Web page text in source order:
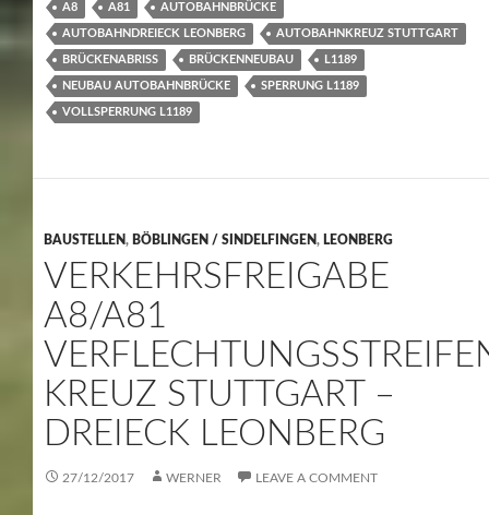
A8 A81 AUTOBAHNBRÜCKE
AUTOBAHNDREIECK LEONBERG AUTOBAHNKREUZ STUTTGART
BRÜCKENABRISS BRÜCKENNEUBAU L1189
NEUBAU AUTOBAHNBRÜCKE SPERRUNG L1189
VOLLSPERRUNG L1189
BAUSTELLEN, BÖBLINGEN / SINDELFINGEN, LEONBERG
VERKEHRSFREIGABE
A8/A81
KREUZ STUTTGART –
DREIECK LEONBERG
27/12/2017 WERNER LEAVE A COMMENT